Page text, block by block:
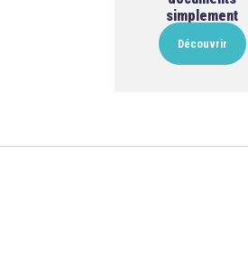
simplement
Découvrir